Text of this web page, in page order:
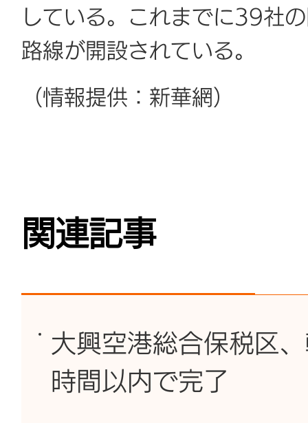
している。これまでに39社
路線が開設されている。
（情報提供：新華網）
関連記事
大興空港総合保税区
時間以内で完了